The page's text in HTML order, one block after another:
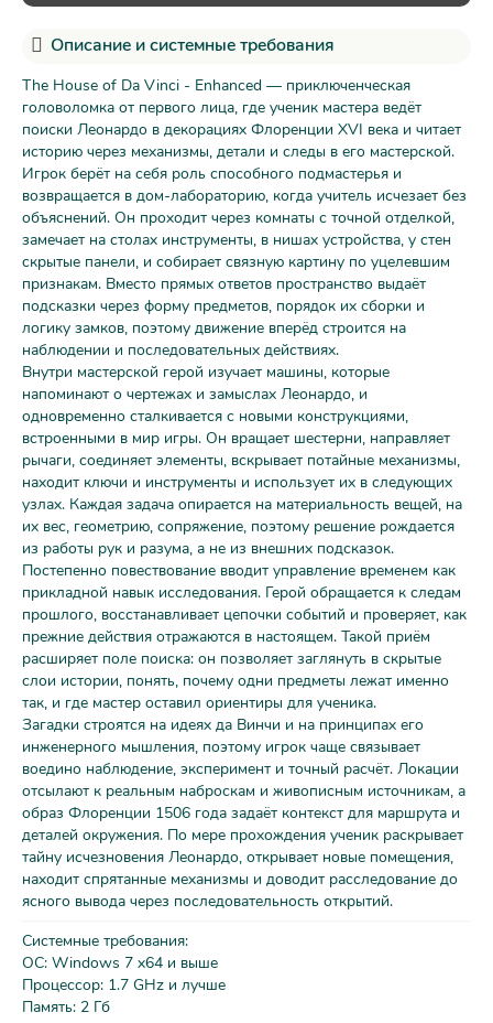
Описание и системные требования
The House of Da Vinci - Enhanced — приключенческая
головоломка от первого лица, где ученик мастера ведёт
поиски Леонардо в декорациях Флоренции XVI века и читает
историю через механизмы, детали и следы в его мастерской.
Игрок берёт на себя роль способного подмастерья и
возвращается в дом-лабораторию, когда учитель исчезает без
объяснений. Он проходит через комнаты с точной отделкой,
замечает на столах инструменты, в нишах устройства, у стен
скрытые панели, и собирает связную картину по уцелевшим
признакам. Вместо прямых ответов пространство выдаёт
подсказки через форму предметов, порядок их сборки и
логику замков, поэтому движение вперёд строится на
наблюдении и последовательных действиях.
Внутри мастерской герой изучает машины, которые
напоминают о чертежах и замыслах Леонардо, и
одновременно сталкивается с новыми конструкциями,
встроенными в мир игры. Он вращает шестерни, направляет
рычаги, соединяет элементы, вскрывает потайные механизмы,
находит ключи и инструменты и использует их в следующих
узлах. Каждая задача опирается на материальность вещей, на
их вес, геометрию, сопряжение, поэтому решение рождается
из работы рук и разума, а не из внешних подсказок.
Постепенно повествование вводит управление временем как
прикладной навык исследования. Герой обращается к следам
прошлого, восстанавливает цепочки событий и проверяет, как
прежние действия отражаются в настоящем. Такой приём
расширяет поле поиска: он позволяет заглянуть в скрытые
слои истории, понять, почему одни предметы лежат именно
так, и где мастер оставил ориентиры для ученика.
Загадки строятся на идеях да Винчи и на принципах его
инженерного мышления, поэтому игрок чаще связывает
воедино наблюдение, эксперимент и точный расчёт. Локации
отсылают к реальным наброскам и живописным источникам, а
образ Флоренции 1506 года задаёт контекст для маршрута и
деталей окружения. По мере прохождения ученик раскрывает
тайну исчезновения Леонардо, открывает новые помещения,
находит спрятанные механизмы и доводит расследование до
ясного вывода через последовательность открытий.
Системные требования:
ОС: Windows 7 x64 и выше
Процессор: 1.7 GHz и лучше
Память: 2 Гб